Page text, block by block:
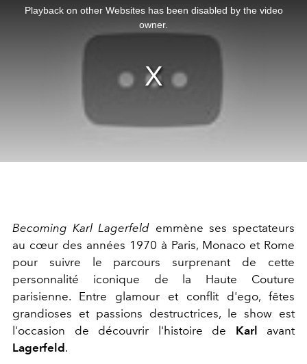
Playback on other Websites has been disabled by the video
owner.
Becoming Karl Lagerfeld emmène ses spectateurs
au cœur des années 1970 à Paris, Monaco et Rome
pour suivre le parcours surprenant de cette
personnalité iconique de la Haute Couture
parisienne. Entre glamour et conflit d'ego, fêtes
grandioses et passions destructrices, le show est
l'occasion de découvrir l'histoire de Karl avant
Lagerfeld.